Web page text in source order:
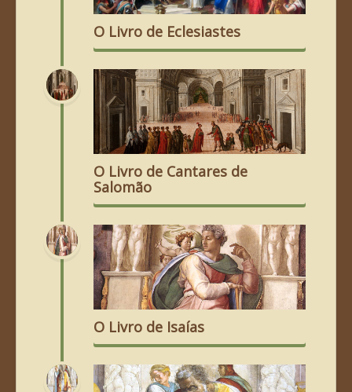
O Livro de Eclesiastes
O Livro de Cantares de
Salomão
O Livro de Isaías